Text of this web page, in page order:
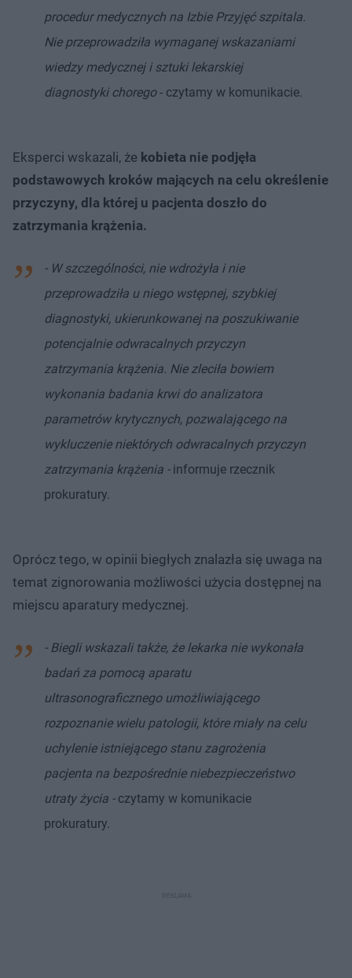
procedur medycznych na Izbie Przyjęć szpitala.
Nie przeprowadziła wymaganej wskazaniami
wiedzy medycznej i sztuki lekarskiej
diagnostyki chorego- czytamy w komunikacie.
Eksperci wskazali, że kobieta nie podjęła
podstawowych kroków mających na celu określenie
przyczyny, dla której u pacjenta doszło do
zatrzymania krążenia.
- W szczególności, nie wdrożyła i nie
przeprowadziła u niego wstępnej, szybkiej
diagnostyki, ukierunkowanej na poszukiwanie
potencjalnie odwracalnych przyczyn
zatrzymania krążenia. Nie zleciła bowiem
wykonania badania krwi do analizatora
parametrów krytycznych, pozwalającego na
wykluczenie niektórych odwracalnych przyczyn
zatrzymania krążenia -informuje rzecznik
prokuratury.
Oprócz tego, w opinii biegłych znalazła się uwaga na
temat zignorowania możliwości użycia dostępnej na
miejscu aparatury medycznej.
- Biegli wskazali także, że lekarka nie wykonała
badań za pomocą aparatu
ultrasonograficznego umożliwiającego
rozpoznanie wielu patologii, które miały na celu
uchylenie istniejącego stanu zagrożenia
pacjenta na bezpośrednie niebezpieczeństwo
utraty życia -czytamy w komunikacie
prokuratury.